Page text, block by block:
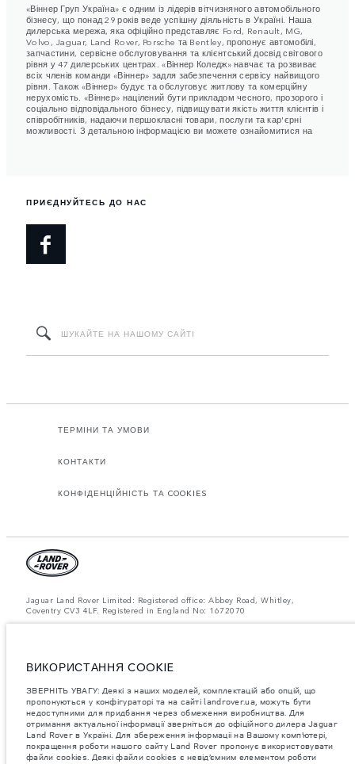
«Віннер Груп Україна» є одним із лідерів вітчизняного автомобільного
бізнесу, що понад 29 років веде успішну діяльність в Україні. Наша
дилерська мережа, яка офіційно представляє Ford, Renault, MG,
Volvo, Jaguar, Land Rover, Porsche та Bentley, пропонує автомобілі,
запчастини, сервісне обслуговування та клієнтський досвід світового
рівня у 47 дилерських центрах. «Віннер Коледж» навчає та розвиває
всіх членів команди «Віннер» задля забезпечення сервісу найвищого
рівня. Також «Віннер» будує та обслуговує житлову та комерційну
нерухомість. «Віннер» націлений бути прикладом чесного, прозорого і
соціально відповідального бізнесу, підвищувати якість життя клієнтів і
співробітників, надаючи першокласні товари, послуги та кар'єрні
можливості. З детальною інформацією ви можете ознайомитися на
ПРИЄДНУЙТЕСЬ ДО НАС
ТЕРМІНИ ТА УМОВИ
КОНТАКТИ
КОНФІДЕНЦІЙНІСТЬ ТА COOKIES
Jaguar Land Rover Limited: Registered office: Abbey Road, Whitley,
Coventry CV3 4LF. Registered in England No: 1672070
отримання актуальної інформації зверніться до офіційного дилера
Jaguar Land Rover в Україні.
Важливе зауваження щодо зображень та специфікацій.Глобальний
дефіцит напівпровідників наразі впливає на специфікації збірки,
доступність опцій і терміни виготовлення автомобілів. Це дуже
динамічна ситуація, і, як наслідок, зображення, які зараз
використовуються на вебсайті, можуть не повністю відображати
поточні специфікації, опції, варіанти оздоблення та кольорові рішення.
Будь ласка, зв'яжіться з офіційним дилером для отримання детальної
ВИКОРИСТАННЯ COOKIE
ЗВЕРНІТЬ УВАГУ: Деякі з наших моделей, комплектацій або опцій, що
пропонуються у конфігураторі та на сайті landrover.ua, можуть бути
недоступними для придбання через обмеження виробництва. Для
отримання актуальної інформації зверніться до офіційного дилера Jaguar
Land Rover в Україні. Для збереження інформаціі на Вашому комп’ютері,
покращення роботи нашого сайту Land Rover пропонує використовувати
файли cookies. Деякі файли cookies є невід’ємним елементом роботи